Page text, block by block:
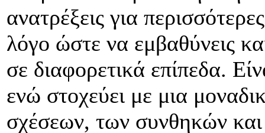
ανατρέξεις για
λόγο ώστε να εμβαθύνεις
σε διαφορετικά επίπεδα.
ενώ στοχεύει με μια
σχέσεων, των συνθηκών